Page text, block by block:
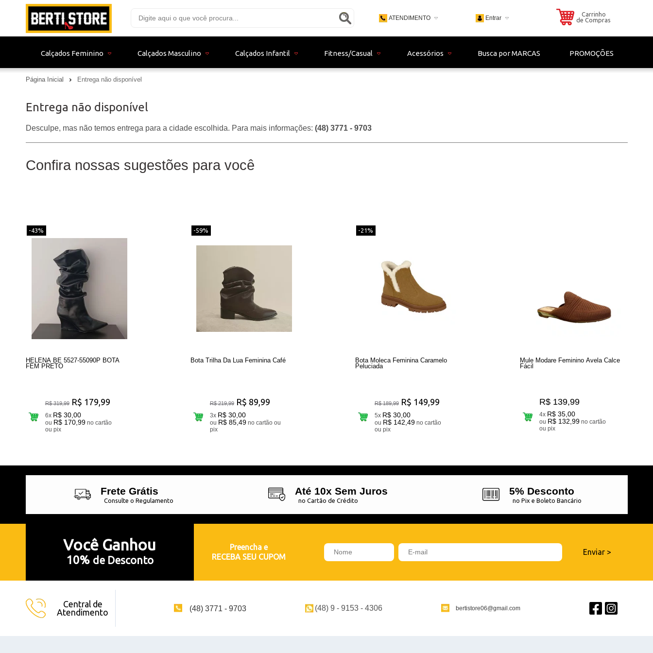
ATENDIMENTO
(48) 9 - 9153 - 4306
Entrar
Carrinho
de Compras
Calçados Feminino Calçados Masculino Calçados Infantil Fitness/Casual Acessórios Busca por MARCAS PROMOÇÕES
Página Inicial Entrega não disponível
Entrega não disponível
Desculpe, mas não temos entrega para a cidade escolhida. Para mais informações: (48) 3771 - 9703
Confira nossas sugestões para você
-43%
HELENA BE 5527-55090P BOTA
FEM PRETO
R$ 319,99 R$ 179,99
6x R$ 30,00
ou R$ 170,99 no cartão
ou pix
-59%
Bota Trilha Da Lua Feminina Café
R$ 219,99 R$ 89,99
3x R$ 30,00
ou R$ 85,49 no cartão ou
pix
-21%
Bota Moleca Feminina Caramelo
Peluciada
R$ 189,99 R$ 149,99
5x R$ 30,00
ou R$ 142,49 no cartão
ou pix
Mule Modare Feminino Avela Calce
Fácil
R$ 139,99
4x R$ 35,00
ou R$ 132,99 no cartão
ou pix
Frete Grátis
Consulte o Regulamento
Até 10x Sem Juros
no Cartão de Crédito
5% Desconto
no Pix e Boleto Bancário
Você Ganhou
10% de Desconto
Preencha e
RECEBA SEU CUPOM
Central de
Atendimento
(48) 3771 - 9703 (48) 9 - 9153 - 4306 bertistore06@gmail.com